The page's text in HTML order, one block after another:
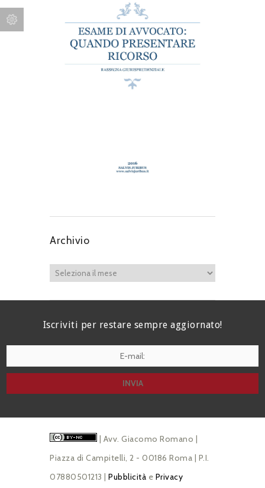
Archivio
Iscriviti per restare sempre aggiornato!
| Avv. Giacomo Romano |
Piazza di Campitelli, 2 - 00186 Roma | P.I.
07880501213 | Pubblicità e Privacy